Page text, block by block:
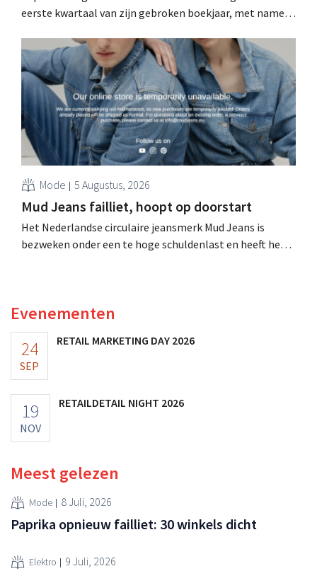
eerste kwartaal van zijn gebroken boekjaar, met name
Kors, ondanks sterke resultaten van Jimmy Choo.
Mode 5 Augustus, 2026
Mud Jeans failliet, hoopt op doorstart
Het Nederlandse circulaire jeansmerk Mud Jeans is
bezweken onder een te hoge schuldenlast en heeft het
Evenementen
24
SEP
RETAIL MARKETING DAY 2026
19
NOV
RETAILDETAIL NIGHT 2026
Meest gelezen
Mode 8 Juli, 2026
Paprika opnieuw failliet: 30 winkels dicht
Elektro 9 Juli, 2026